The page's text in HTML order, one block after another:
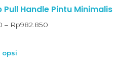
Handle Pintu
– Rp982.850
opsi